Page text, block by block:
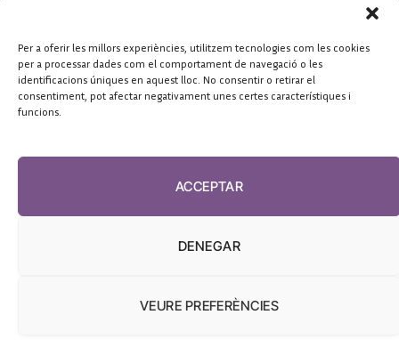
Per a oferir les millors experiències, utilitzem tecnologies com les cookies
per a processar dades com el comportament de navegació o les
identificacions úniques en aquest lloc. No consentir o retirar el
consentiment, pot afectar negativament unes certes característiques i
funcions.
ACCEPTAR
DENEGAR
VEURE PREFERÈNCIES
FUNDACIÓ